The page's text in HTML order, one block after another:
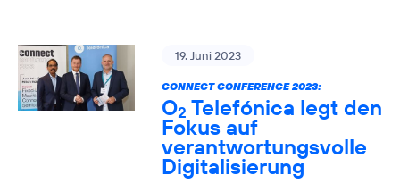
19. Juni 2023
CONNECT CONFERENCE 2023:
O2 Telefónica legt den
Fokus auf
verantwortungsvolle
Digitalisierung